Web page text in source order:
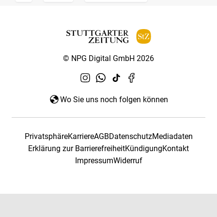
© NPG Digital GmbH 2026
Wo Sie uns noch folgen können
PrivatsphäreKarriereAGBDatenschutzMediadaten
Erklärung zur BarrierefreiheitKündigungKontakt
ImpressumWiderruf